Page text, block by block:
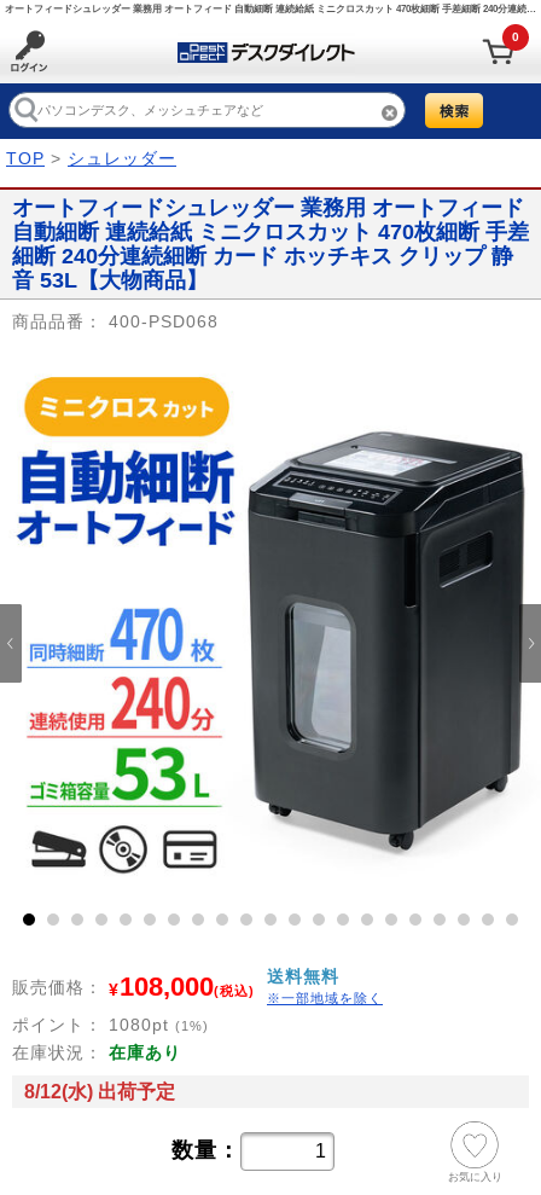
オートフィードシュレッダー 業務用 オートフィード 自動細断 連続給紙 ミニクロスカット 470枚細断 手差細断 240分連続細断 カード ホッチキス クリップ 静音 53L/400-PSD068【デスクダイレクト】
0
TOP > シュレッダー
オートフィードシュレッダー 業務用 オートフィード
自動細断 連続給紙 ミニクロスカット 470枚細断 手差
細断 240分連続細断 カード ホッチキス クリップ 静
音 53L【大物商品】
商品品番： 400-PSD068
10 11 12 13 14 15 16 17 18 19 20
販売価格： ¥108,000(税込)
送料無料
※一部地域を除く
ポイント： 1080pt (1%)
在庫状況： 在庫あり
8/12(水) 出荷予定
数量：
お気に入り